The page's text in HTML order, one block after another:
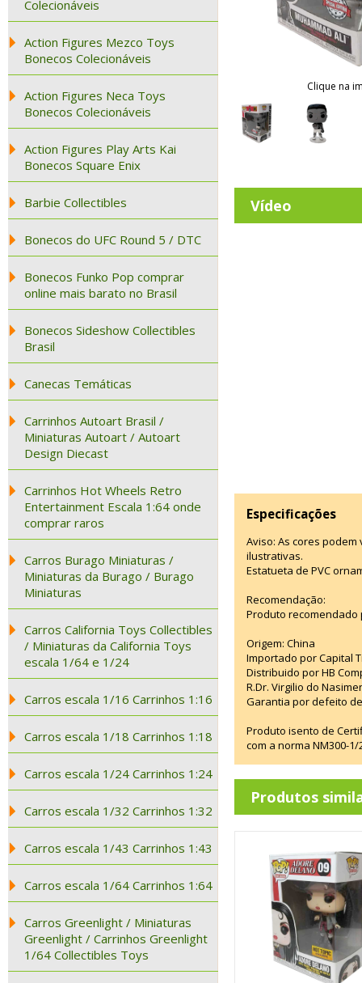
Colecionáveis
Action Figures Mezco Toys
Bonecos Colecionáveis
Action Figures Neca Toys
Bonecos Colecionáveis
Action Figures Play Arts Kai
Bonecos Square Enix
Barbie Collectibles
Bonecos do UFC Round 5 / DTC
Bonecos Funko Pop comprar
online mais barato no Brasil
Bonecos Sideshow Collectibles
Brasil
Canecas Temáticas
Carrinhos Autoart Brasil /
Miniaturas Autoart / Autoart
Design Diecast
Carrinhos Hot Wheels Retro
Entertainment Escala 1:64 onde
comprar raros
Carros Burago Miniaturas /
Miniaturas da Burago / Burago
Miniaturas
Carros California Toys Collectibles
/ Miniaturas da California Toys
escala 1/64 e 1/24
Carros escala 1/16 Carrinhos 1:16
Carros escala 1/18 Carrinhos 1:18
Carros escala 1/24 Carrinhos 1:24
Carros escala 1/32 Carrinhos 1:32
Carros escala 1/43 Carrinhos 1:43
Carros escala 1/64 Carrinhos 1:64
Carros Greenlight / Miniaturas
Greenlight / Carrinhos Greenlight
1/64 Collectibles Toys
Clique na
Vídeo
Especificações
Aviso: As cores
ilustrativas.
Estatueta de PVC
Recomendação:
Produto recomendado
Origem: China
Importado por Capital
Distribuido por HB
R.Dr. Virgilio do
Garantia por defeito
Produto isento de
com a norma NM300-
Produtos